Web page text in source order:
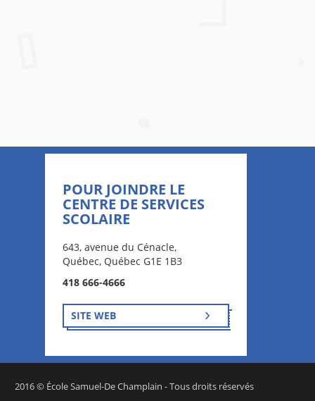
POUR JOINDRE LE
CENTRE DE SERVICES
SCOLAIRE
643, avenue du Cénacle,
Québec, Québec G1E 1B3
418 666-4666
SITE WEB
2016 © École Samuel-De Champlain - Tous droits réservés